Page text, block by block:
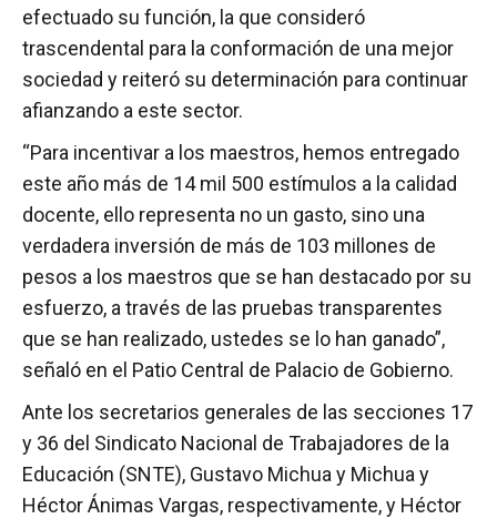
efectuado su función, la que consideró
trascendental para la conformación de una mejor
sociedad y reiteró su determinación para continuar
afianzando a este sector.
“Para incentivar a los maestros, hemos entregado
este año más de 14 mil 500 estímulos a la calidad
docente, ello representa no un gasto, sino una
verdadera inversión de más de 103 millones de
pesos a los maestros que se han destacado por su
esfuerzo, a través de las pruebas transparentes
que se han realizado, ustedes se lo han ganado”,
señaló en el Patio Central de Palacio de Gobierno.
Ante los secretarios generales de las secciones 17
y 36 del Sindicato Nacional de Trabajadores de la
Educación (SNTE), Gustavo Michua y Michua y
Héctor Ánimas Vargas, respectivamente, y Héctor